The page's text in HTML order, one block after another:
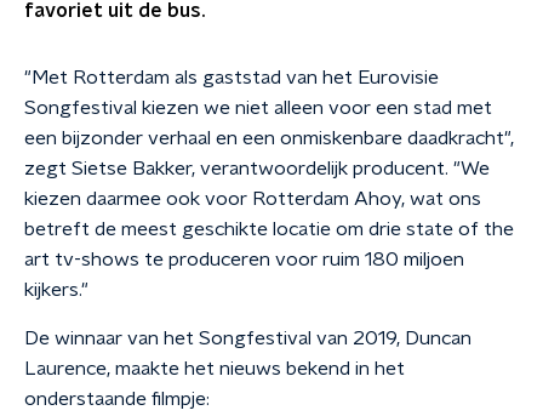
favoriet uit de bus.
"Met Rotterdam als gaststad van het Eurovisie
Songfestival kiezen we niet alleen voor een stad met
een bijzonder verhaal en een onmiskenbare daadkracht",
zegt Sietse Bakker, verantwoordelijk producent. "We
kiezen daarmee ook voor Rotterdam Ahoy, wat ons
betreft de meest geschikte locatie om drie state of the
art tv-shows te produceren voor ruim 180 miljoen
kijkers."
De winnaar van het Songfestival van 2019, Duncan
Laurence, maakte het nieuws bekend in het
onderstaande filmpje: